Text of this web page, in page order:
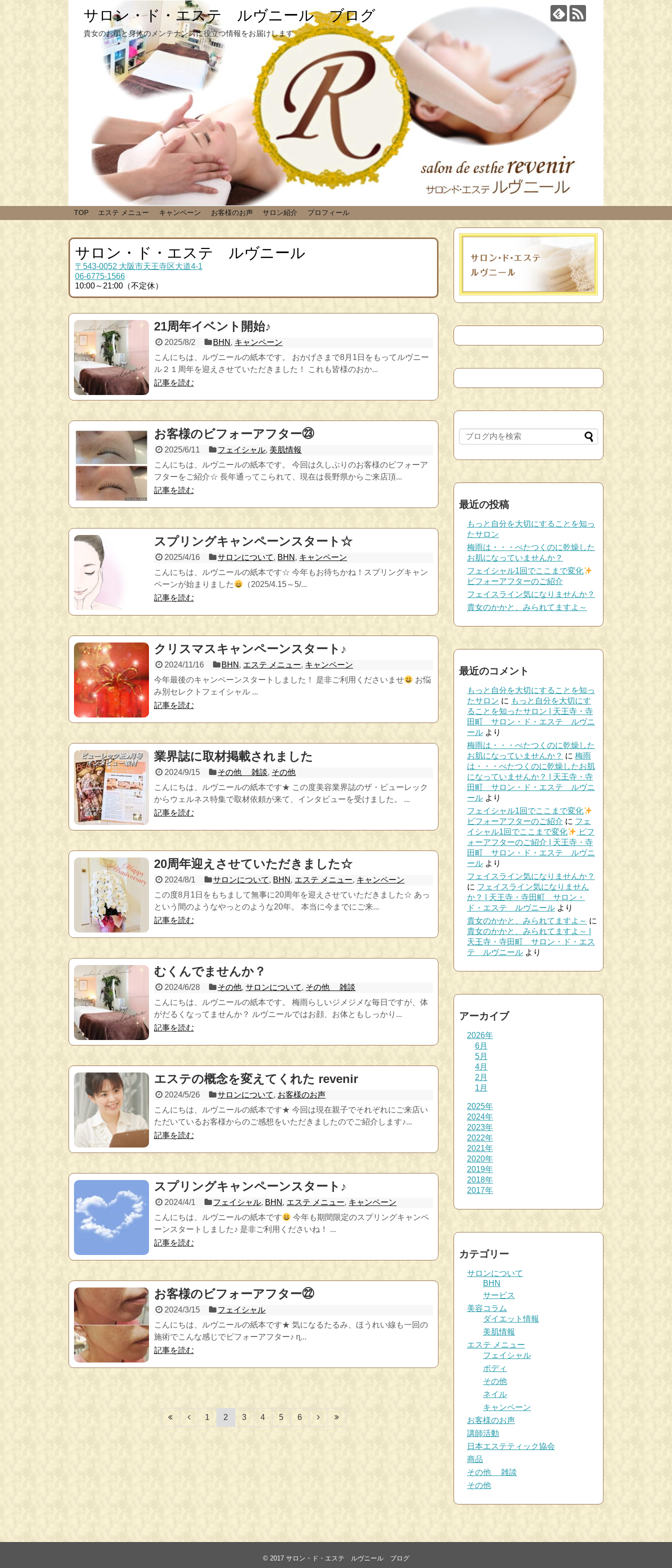
サロン・ド・エステ ルヴニール ブログ
貴女のお肌と身体のメンテナンスに役立つ情報をお届けします
TOP エステ メニュー キャンペーン お客様のお声 サロン紹介 プロフィール
サロン・ド・エステ ルヴニール
〒543-0052 大阪市天王寺区大道4-1
06-6775-1566
10:00～21:00（不定休）
21周年イベント開始♪
2025/8/2 BHN , キャンペーン
こんにちは、ルヴニールの紙本です。 おかげさまで8月1日をもってルヴニー
ル２１周年を迎えさせていただきました！ これも皆様のおか...
記事を読む
お客様のビフォーアフター㉓
2025/6/11 フェイシャル, 美肌情報
こんにちは、ルヴニールの紙本です。 今回は久しぶりのお客様のビフォーア
フターをご紹介☆ 長年通ってこられて、現在は長野県からご来店頂...
記事を読む
スプリングキャンペーンスタート☆
2025/4/16 サロンについて, BHN , キャンペーン
こんにちは、ルヴニールの紙本です☆ 今年もお待ちかね！スプリングキャン
ペーンが始まりました
（2025/4.15～5/...
記事を読む
クリスマスキャンペーンスタート♪
2024/11/16 BHN , エステ メニュー, キャンペーン
今年最後のキャンペーンスタートしました！ 是非ご利用くださいませ
お悩
み別セレクトフェイシャル ...
記事を読む
業界誌に取材掲載されました
2024/9/15 その他 雑談, その他
こんにちは、ルヴニールの紙本です★ この度美容業界誌のザ・ビューレック
からウェルネス特集で取材依頼が来て、インタビューを受けました。 ...
記事を読む
20周年迎えさせていただきました☆
2024/8/1 サロンについて, BHN , エステ メニュー, キャンペーン
この度8月1日をもちまして無事に20周年を迎えさせていただきました☆ あっ
という間のようなやっとのような20年。 本当に今までにご来...
記事を読む
むくんでませんか？
2024/6/28 その他,サロンについて, その他 雑談
こんにちは、ルヴニールの紙本です。 梅雨らしいジメジメな毎日ですが、体
がだるくなってませんか？ ルヴニールではお顔、お体ともしっかり...
記事を読む
エステの概念を変えてくれた revenir
2024/5/26 サロンについて, お客様のお声
こんにちは、ルヴニールの紙本です★ 今回は現在親子でそれぞれにご来店い
ただいているお客様からのご感想をいただきましたのでご紹介します♪...
記事を読む
スプリングキャンペーンスタート♪
2024/4/1 フェイシャル, BHN , エステ メニュー, キャンペーン
こんにちは、ルヴニールの紙本です
今年も期間限定のスプリングキャンペ
ーンスタートしました♪ 是非ご利用くださいね！ ...
記事を読む
お客様のビフォーアフター㉒
2024/3/15
フェイシャル
こんにちは、ルヴニールの紙本です★ 気になるたるみ、ほうれい線も一回の
施術でこんな感じでビフォーアフター♪ ɳ...
記事を読む
1 2 3 4 5 6
最近の投稿
もっと自分を大切にすることを知っ
たサロン
梅雨は・・・べたつくのに乾燥した
お肌になっていませんか？
フェイシャル1回でここまで変化
ビフォーアフターのご紹介
フェイスライン気になりませんか？
貴女のかかと、みられてますよ～
最近のコメント
もっと自分を大切にすることを知っ
たサロン に もっと自分を大切にす
ることを知ったサロン | 天王寺・寺
田町 サロン・ド・エステ ルヴニ
ール より
梅雨は・・・べたつくのに乾燥した
お肌になっていませんか？ に 梅雨
は・・・べたつくのに乾燥したお肌
になっていませんか？ | 天王寺・寺
田町 サロン・ド・エステ ルヴニ
ール より
フェイシャル1回でここまで変化
ビフォーアフターのご紹介 に フェ
イシャル1回でここまで変化
ビフ
ォーアフターのご紹介 | 天王寺・寺
田町 サロン・ド・エステ ルヴニ
ール より
フェイスライン気になりませんか？
に フェイスライン気になりません
か？ | 天王寺・寺田町 サロン・
ド・エステ ルヴニール より
貴女のかかと、みられてますよ～ に
貴女のかかと、みられてますよ～ |
天王寺・寺田町 サロン・ド・エス
テ ルヴニール より
アーカイブ
2026年
6月
5月
4月
2月
1月
2025年
2024年
2023年
2022年
2021年
2020年
2019年
2018年
2017年
カテゴリー
サロンについて
BHN
サービス
美容コラム
ダイエット情報
美肌情報
エステ メニュー
フェイシャル
ボディ
その他
ネイル
キャンペーン
お客様のお声
講師活動
日本エステティック協会
商品
その他 雑談
その他
© 2017 サロン・ド・エステ ルヴニール ブログ